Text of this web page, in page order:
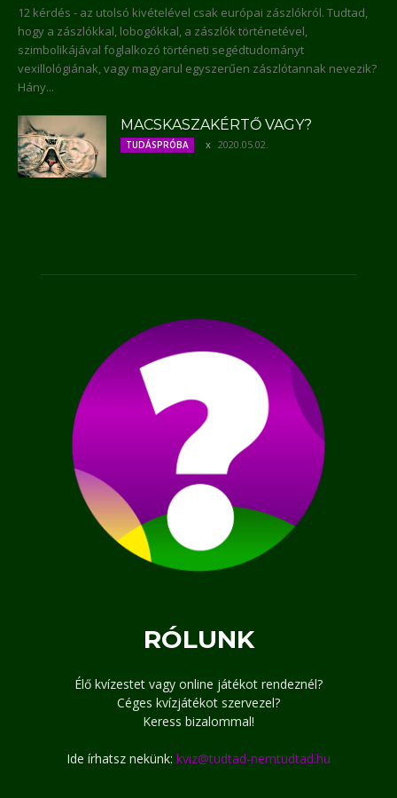
12 kérdés - az utolsó kivételével csak európai zászlókról. Tudtad,
hogy a zászlókkal, lobogókkal, a zászlók történetével,
szimbolikájával foglalkozó történeti segédtudományt
vexillológiának, vagy magyarul egyszerűen zászlótannak nevezik?
Hány...
MACSKASZAKÉRTŐ VAGY?
TUDÁSPRÓBA 2020.05.02.
RÓLUNK
Élő kvízestet vagy online játékot rendeznél?
Céges kvízjátékot szervezel?
Keress bizalommal!
Ide írhatsz nekünk: kviz@tudtad-nemtudtad.hu